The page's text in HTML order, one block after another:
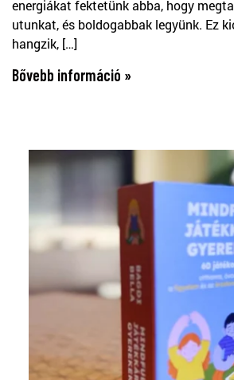
energiákat fektetünk abba, hogy
utunkat, és boldogabbak legyünk. Ez
hangzik, […]
Bővebb információ »